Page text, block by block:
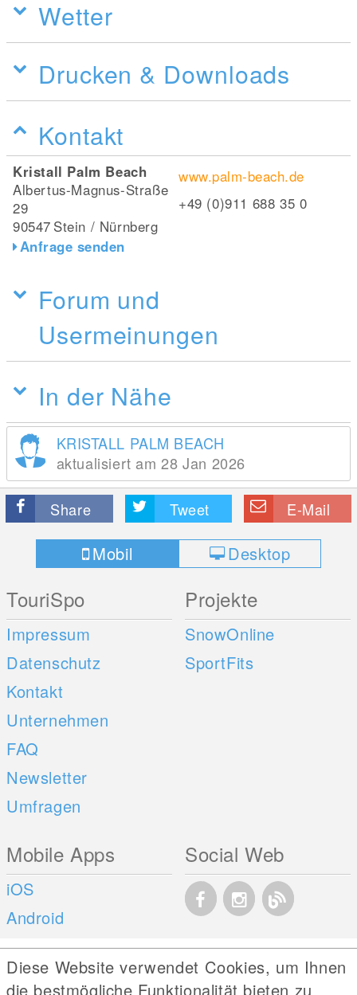
Wetter
Drucken & Downloads
Kontakt
Kristall Palm Beach
Albertus-Magnus-Straße
29
90547 Stein / Nürnberg
Anfrage senden
www.palm-beach.de
+49 (0)911 688 35 0
Forum und
Usermeinungen
In der Nähe
KRISTALL PALM BEACH
aktualisiert am 28 Jan 2026
Share Tweet E-Mail
Mobil Desktop
TouriSpo
Impressum
Datenschutz
Kontakt
Unternehmen
FAQ
Newsletter
Umfragen
Projekte
SnowOnline
SportFits
Mobile Apps
iOS
Android
Social Web
Diese Website verwendet Cookies, um Ihnen
die bestmögliche Funktionalität bieten zu